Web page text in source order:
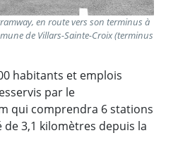
en route vers son terminus à
de Villars-Sainte-Croix (terminus
habitants et emplois
par le
qui comprendra 6 stations
3,1 kilomètres depuis la